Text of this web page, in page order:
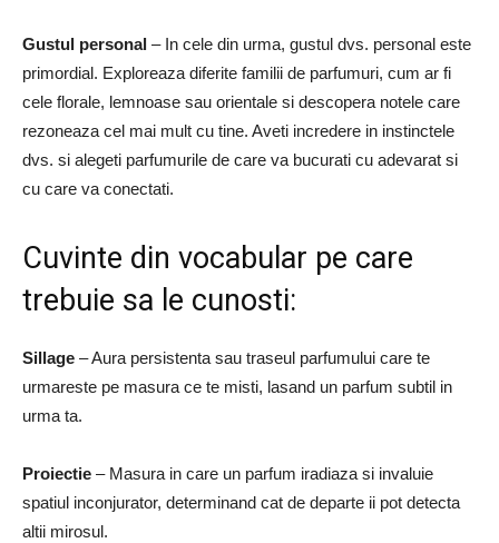
Gustul personal – In cele din urma, gustul dvs. personal este
primordial. Exploreaza diferite familii de parfumuri, cum ar fi
cele florale, lemnoase sau orientale si descopera notele care
rezoneaza cel mai mult cu tine. Aveti incredere in instinctele
dvs. si alegeti parfumurile de care va bucurati cu adevarat si
cu care va conectati.
Cuvinte din vocabular pe care
trebuie sa le cunosti:
Sillage – Aura persistenta sau traseul parfumului care te
urmareste pe masura ce te misti, lasand un parfum subtil in
urma ta.
Proiectie – Masura in care un parfum iradiaza si invaluie
spatiul inconjurator, determinand cat de departe ii pot detecta
altii mirosul.